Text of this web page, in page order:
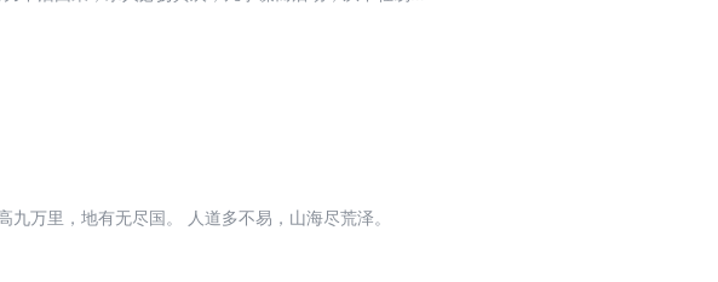
半神之躯，比肩凡人！ 正经人仙，山海薅神！ （正经版简介） 天高九万里，地有无尽国。 人道多不易，山海尽荒泽。